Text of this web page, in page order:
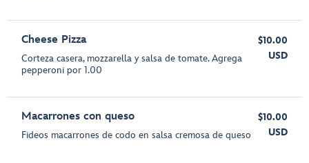
Cheese Pizza
Corteza casera, mozzarella y salsa de tomate. Agrega
pepperoni por 1.00
$10.00
USD
Macarrones con queso
Fideos macarrones de codo en salsa cremosa de queso
$10.00
USD